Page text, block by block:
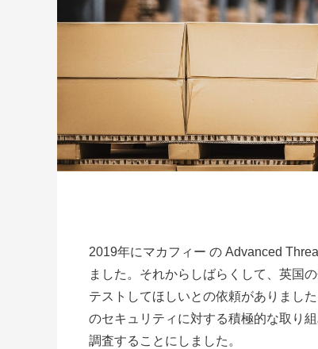
2019年にマカフィー の Advanced
ました。それからしばらくして、英国
テストしてほしいとの依頼がありまし
のセキュリティに対する積極的な取り
調査することにしました。